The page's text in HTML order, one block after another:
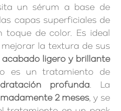
un sérum a base de
capas superficiales de
toque de color. Es ideal
la textura de sus
acabado ligero y brillante
es un tratamiento de
profunda. La
2 meses, y se